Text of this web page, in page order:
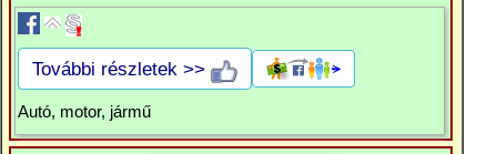
További részletek >>
Autó, motor, jármű